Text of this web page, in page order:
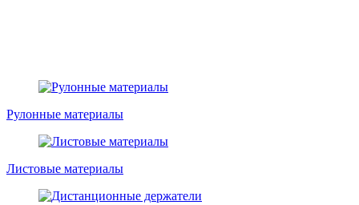
Рулонные материалы
Листовые материалы